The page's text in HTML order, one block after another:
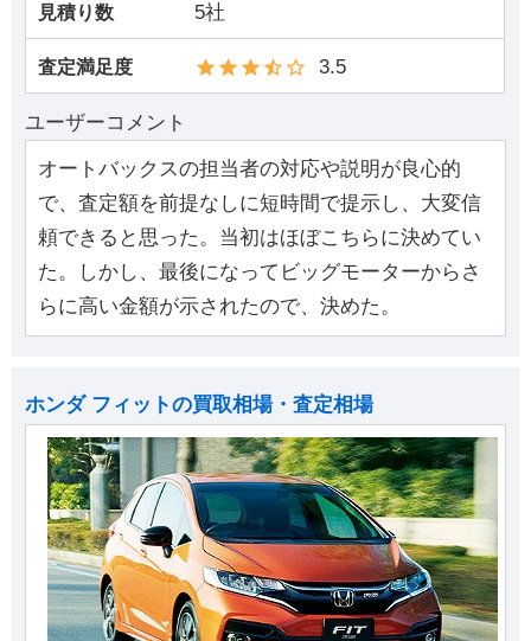
見積り数 5社
査定満足度 3.5
ユーザーコメント
オートバックスの担当者の対応や説明が良心的
で、査定額を前提なしに短時間で提示し、大変信
頼できると思った。当初はほぼこちらに決めてい
た。しかし、最後になってビッグモーターからさ
らに高い金額が示されたので、決めた。
ホンダ フィットの買取相場・査定相場